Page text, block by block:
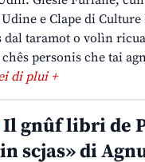
e Clape di Culture
dal taramot o volìn
personis che tai
di plui +
Il gnûf libri de
scjas» di